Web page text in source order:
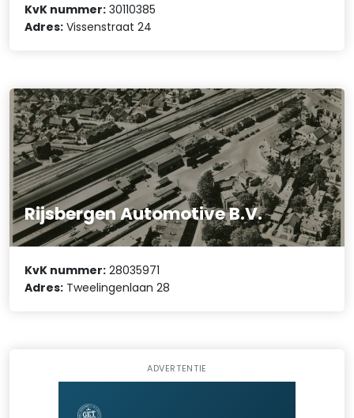
KvK nummer: 30110385
Adres: Vissenstraat 24
Rijsbergen Automotive B.V.
KvK nummer: 28035971
Adres: Tweelingenlaan 28
ADVERTENTIE